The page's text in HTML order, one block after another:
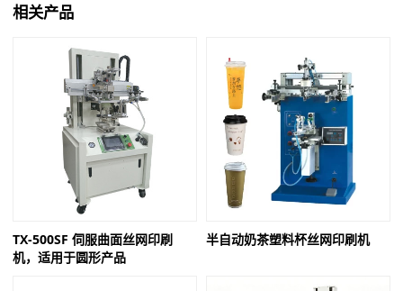
相关产品
TX-500SF 伺服曲面丝网印刷
机，适用于圆形产品
半自动奶茶塑料杯丝网印刷机